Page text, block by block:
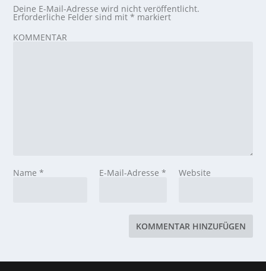
Deine E-Mail-Adresse wird nicht veröffentlicht.
Erforderliche Felder sind mit* markiert
KOMMENTAR
Name* E-Mail-Adresse * Website